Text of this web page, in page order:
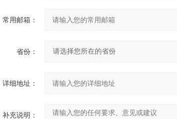
常用邮箱：
省份：
详细地址：
补充说明：